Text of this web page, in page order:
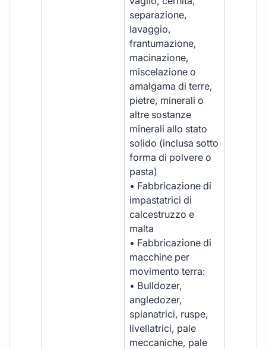
separazione,
lavaggio,
frantumazione,
macinazione,
miscelazione o
amalgama di terre,
pietre, minerali o
altre sostanze
minerali allo stato
solido (inclusa sotto
forma di polvere o
pasta)
• Fabbricazione di
impastatrici di
calcestruzzo e
malta
• Fabbricazione di
macchine per
movimento terra:
• Bulldozer,
angledozer,
spianatrici, ruspe,
livellatrici, pale
meccaniche, pale